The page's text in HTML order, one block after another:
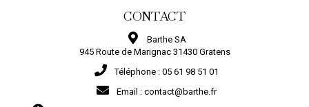
CONTACT
Barthe SA
945 Route de Marignac 31430 Gratens
Téléphone : 05 61 98 51 01
Email : contact@barthe.fr